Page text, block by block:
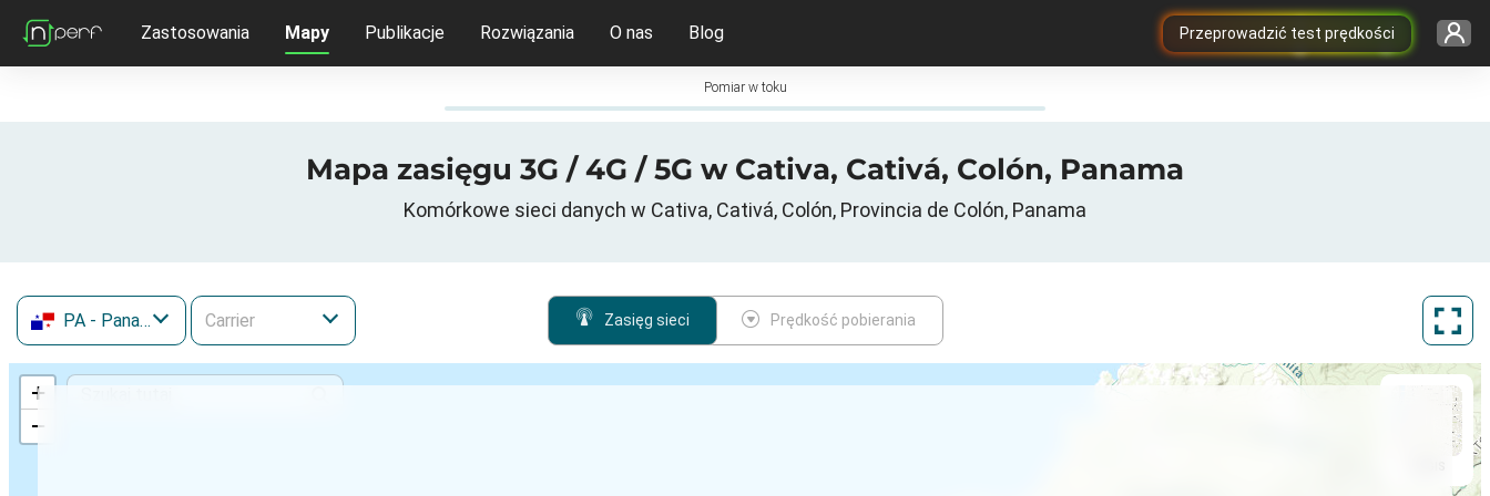
Przeprowadzić test prędkości
Zastosowania Mapy Publikacje Rozwiązania O nas Blog
Pomiar w toku
Mapa zasięgu 3G / 4G / 5G w Cativa, Cativá, Colón, Panama
Komórkowe sieci danych w Cativa, Cativá, Colón, Provincia de Colón, Panama
PA - Panama Zasięg sieci Prędkość pobierania
+
−